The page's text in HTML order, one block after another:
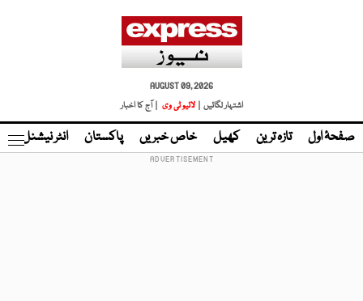
AUGUST 09, 2026
اشتہار لگائیں |
لائیو ٹی وی | آج کا اخبار
صفحۂ اول تازہ ترین کھیل خاص خبریں پاکستان انٹر نیشنل